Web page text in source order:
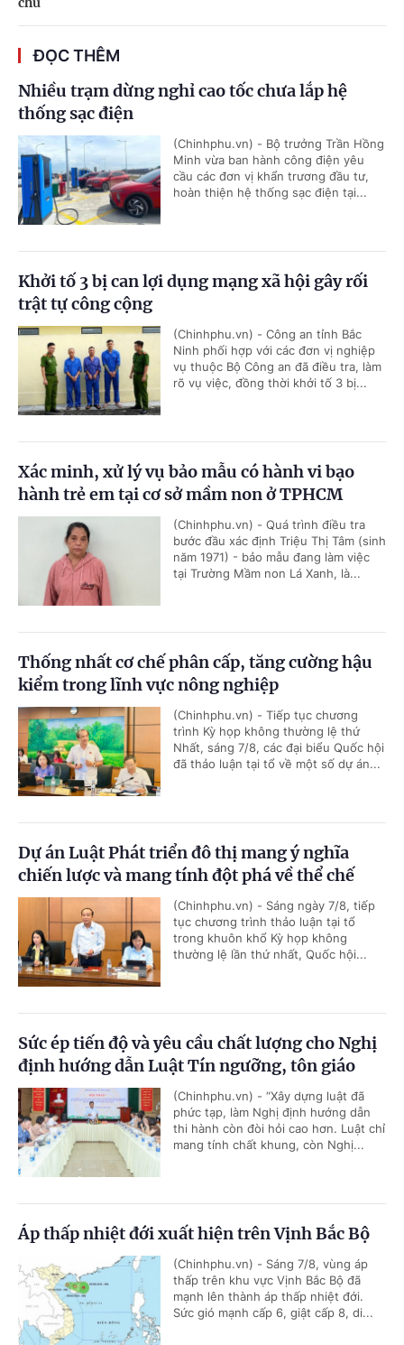
ĐỌC THÊM
Nhiều trạm dừng nghỉ cao tốc chưa lắp hệ
thống sạc điện
(Chinhphu.vn) - Bộ trưởng Trần Hồng
Minh vừa ban hành công điện yêu
cầu các đơn vị khẩn trương đầu tư,
hoàn thiện hệ thống sạc điện tại...
Khởi tố 3 bị can lợi dụng mạng xã hội gây rối
trật tự công cộng
(Chinhphu.vn) - Công an tỉnh Bắc
Ninh phối hợp với các đơn vị nghiệp
vụ thuộc Bộ Công an đã điều tra, làm
rõ vụ việc, đồng thời khởi tố 3 bị...
Xác minh, xử lý vụ bảo mẫu có hành vi bạo
hành trẻ em tại cơ sở mầm non ở TPHCM
(Chinhphu.vn) - Quá trình điều tra
bước đầu xác định Triệu Thị Tâm (sinh
năm 1971) - bảo mẫu đang làm việc
tại Trường Mầm non Lá Xanh, là...
Thống nhất cơ chế phân cấp, tăng cường hậu
kiểm trong lĩnh vực nông nghiệp
(Chinhphu.vn) - Tiếp tục chương
trình Kỳ họp không thường lệ thứ
Nhất, sáng 7/8, các đại biểu Quốc hội
đã thảo luận tại tổ về một số dự án...
Dự án Luật Phát triển đô thị mang ý nghĩa
chiến lược và mang tính đột phá về thể chế
(Chinhphu.vn) - Sáng ngày 7/8, tiếp
tục chương trình thảo luận tại tổ
trong khuôn khổ Kỳ họp không
thường lệ lần thứ nhất, Quốc hội...
Sức ép tiến độ và yêu cầu chất lượng cho Nghị
định hướng dẫn Luật Tín ngưỡng, tôn giáo
(Chinhphu.vn) - “Xây dựng luật đã
phức tạp, làm Nghị định hướng dẫn
thi hành còn đòi hỏi cao hơn. Luật chỉ
mang tính chất khung, còn Nghị...
Áp thấp nhiệt đới xuất hiện trên Vịnh Bắc Bộ
(Chinhphu.vn) - Sáng 7/8, vùng áp
thấp trên khu vực Vịnh Bắc Bộ đã
mạnh lên thành áp thấp nhiệt đới.
Sức gió mạnh cấp 6, giật cấp 8, di...